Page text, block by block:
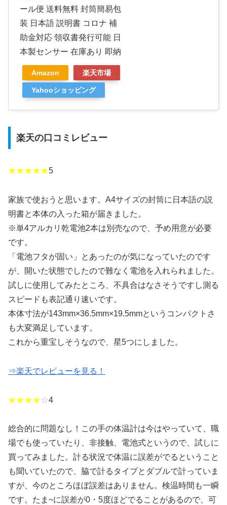
ール便 送料無料 封筒簡易包
装 日本語 説明書 コロナ 補
助金対応 領収書発行可能 日
本製センサー 在庫あり 即納
Amazon 楽天市場
Yahooショッピング
楽天の口コミレビュー
★★★★★5
家族で使おうと思います。A4サイズの封筒に日本語の説
明書と本体の入った箱が届きました。
※単4アルカリ乾電池2本は別売なので、予め用意が必要
です。
「電池フタが固い」とあったのが気になっていたのです
が、開いた状態でしたので難なく電池を入れられました。
試しに使用してみたところ、不具合はなさそうですし測る
スピードも表記通り速いです。
本体寸法が143mm×36.5mm×19.5mmというコンパクトさ
も大変満足しています。
これから重宝しそうなので、星5つにしました。
⇒楽天でレビューを見る！
★★★★☆4
総合的に問題なし！この手の体温計は今はやっていて、職
場でも使っていたり、非接触、電池式というので、試しに
買ってみました。計る状況で体温に誤差がでるということ
も聞いていたので、脇で計るタイプとダブルで計っていま
すが、今のところほぼ誤差はありません。検温時間も一瞬
です。たま~に誤差が0・5度ほどでることがあるので、可